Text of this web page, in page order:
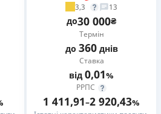
3,3 13
до30 000₴
Термін
до 360днів
Ставка
від 0,01%
РРПС
1 411,91–2 920,43%